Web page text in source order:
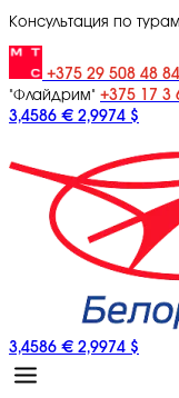
Консультация по турам
+375 29 508 48 84
"Флайдрим" +375 17 3
3,4586 € 2,9974 $
3,4586 € 2,9974 $